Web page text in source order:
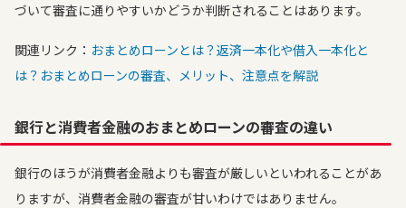
づいて審査に通りやすいかどうか判断されることはあります。
関連リンク： おまとめローンとは？返済一本化や借入一本化と
は？おまとめローンの審査、メリット、注意点を解説
銀行と消費者金融のおまとめローンの審査の違い
銀行のほうが消費者金融よりも審査が厳しいといわれることがあ
りますが、消費者金融の審査が甘いわけではありません。